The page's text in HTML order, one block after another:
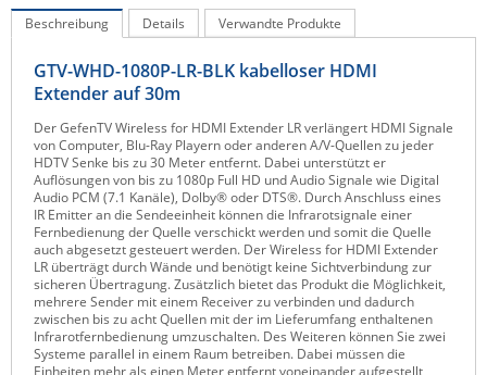
Kramer Electronics
Legrand
LigoWave
Milesight
Moxa
Netio
Panorama Antennas
PatchSee
Power Kingdom
Poynting
Beschreibung Details Verwandte Produkte
GTV-WHD-1080P-LR-BLK kabelloser HDMI
Extender auf 30m
Der GefenTV Wireless for HDMI Extender LR verlängert HDMI Signale
von Computer, Blu-Ray Playern oder anderen A/V-Quellen zu jeder
HDTV Senke bis zu 30 Meter entfernt. Dabei unterstützt er
Auflösungen von bis zu 1080p Full HD und Audio Signale wie Digital
Audio PCM (7.1 Kanäle), Dolby® oder DTS®. Durch Anschluss eines
IR Emitter an die Sendeeinheit können die Infrarotsignale einer
Fernbedienung der Quelle verschickt werden und somit die Quelle
auch abgesetzt gesteuert werden. Der Wireless for HDMI Extender
LR überträgt durch Wände und benötigt keine Sichtverbindung zur
sicheren Übertragung. Zusätzlich bietet das Produkt die Möglichkeit,
mehrere Sender mit einem Receiver zu verbinden und dadurch
zwischen bis zu acht Quellen mit der im Lieferumfang enthaltenen
Infrarotfernbedienung umzuschalten. Des Weiteren können Sie zwei
Systeme parallel in einem Raum betreiben. Dabei müssen die
Einheiten mehr als einen Meter entfernt voneinander aufgestellt